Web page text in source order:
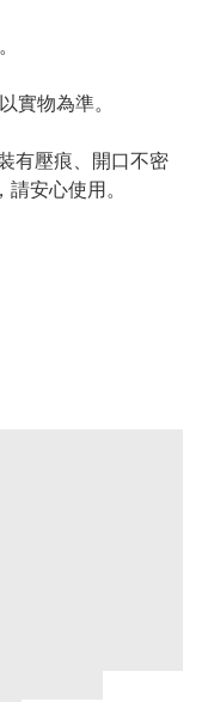
實物為準。
有壓痕、開口不密
，請安心使用。